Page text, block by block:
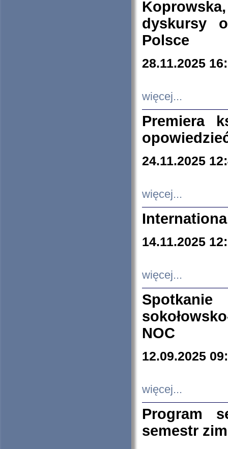
dyskursy
Polsce
28.11.2025
więcej...
Premiera
24.11.2025
więcej...
14.11.2025
więcej...
NOC
12.09.2025
więcej...
Program
semestr